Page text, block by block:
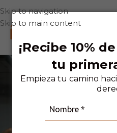
¡Recibe 10%
tu
Empieza tu camino
Skip to navigation
Skip to main content
0